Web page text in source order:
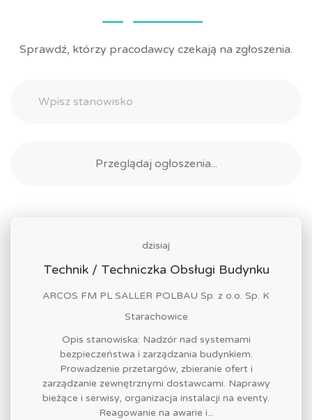
Sprawdź, którzy pracodawcy czekają na zgłoszenia.
dzisiaj
Technik / Techniczka Obsługi Budynku
ARCOS FM PL SALLER POLBAU Sp. z o.o. Sp. K
Starachowice
Opis stanowiska: Nadzór nad systemami
bezpieczeństwa i zarządzania budynkiem.
Prowadzenie przetargów, zbieranie ofert i
zarządzanie zewnętrznymi dostawcami. Naprawy
bieżące i serwisy, organizacja instalacji na eventy.
Reagowanie na awarie i...